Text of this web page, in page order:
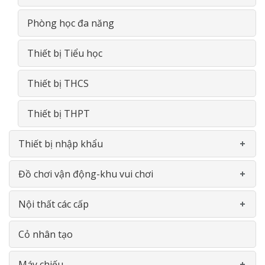
Giá- Kệ- Tủ- GỖ
Phòng học đa năng
Thiết bị Tiểu học
Thiết bị THCS
Thiết bị THPT
Thiết bị nhập khẩu
Cầu trượt - Xích đu
Xe đạp chân
Bập bênh
Đồ chơi vận động-khu vui chơi
Khu liên hoàn
Thể chât đa năng
Nội thất các cấp
Gía- Kệ - Thiết bị nhà bếp- INOX
Cỏ nhân tạo